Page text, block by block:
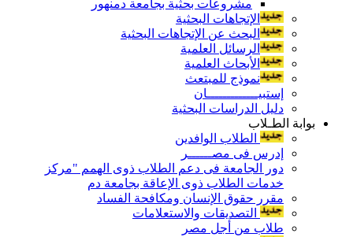
مشروعات بحثية بجامعة دمنهور
الإتجاهات البحثية
البحث عن الإتجاهات البحثية
الرسائل العلمية
الأبحاث العلمية
نموذج للمبتعث
إستبيـــــــــــــان
دليل الدراسات البحثية
بوابة الطـلاب
الطلاب الوافدين
إدرس فى مصــــــر
دور الجامعة فى دعم الطلاب ذوى الهمم "مركز
خدمات الطلاب ذوى الإعاقة بجامعة دم
مقرر حقوق الإنسان ومكافحة الفساد
التصديقات والاستعلامات
طلاب من أجل مصر